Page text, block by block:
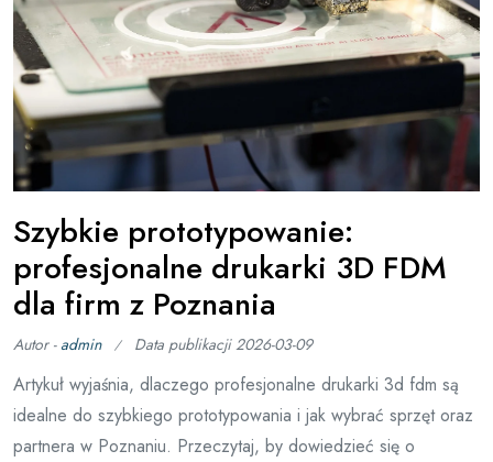
Szybkie prototypowanie:
profesjonalne drukarki 3D FDM
dla firm z Poznania
Autor -admin Data publikacji2026-03-09
Artykuł wyjaśnia, dlaczego profesjonalne drukarki 3d fdm są
idealne do szybkiego prototypowania i jak wybrać sprzęt oraz
partnera w Poznaniu. Przeczytaj, by dowiedzieć się o